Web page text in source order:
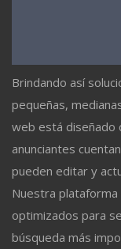
Brindando así
pequeñas,
web está diseñado
anunciantes
pueden editar y
Nuestra
optimizados para
búsqueda más